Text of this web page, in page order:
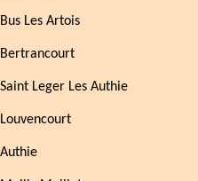
Les Artois
Leger Les Authie